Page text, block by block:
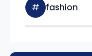
# fashion